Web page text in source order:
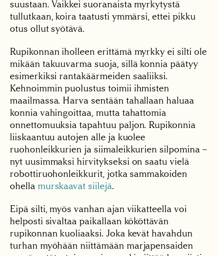
suustaan. Vaikkei suoranaista myrkytystä
tullutkaan, koira taatusti ymmärsi, ettei pikku
otus ollut syötävä.
Rupikonnan iholleen erittämä myrkky ei silti ole
mikään takuuvarma suoja, sillä konnia päätyy
esimerkiksi rantakäärmeiden saaliiksi.
Kehnoimmin puolustus toimii ihmisten
maailmassa. Harva sentään tahallaan haluaa
konnia vahingoittaa, mutta tahattomia
onnettomuuksia tapahtuu paljon. Rupikonnia
liiskaantuu autojen alle ja kuolee
ruohonleikkurien ja siimaleikkurien silpomina –
nyt uusimmaksi hirvitykseksi on saatu vielä
robottiruohonleikkurit, jotka sammakoiden
ohella murskaavat siilejä.
Eipä silti, myös vanhan ajan viikatteella voi
helposti sivaltaa paikallaan kököttävän
rupikonnan kuoliaaksi. Joka kevät havahdun
turhan myöhään niittämään marjapensaiden